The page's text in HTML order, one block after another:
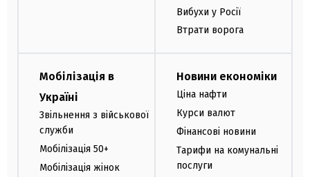
Вибухи у Росії
Втрати ворога
Мобілізація в
Україні
Звільнення з військової
служби
Мобілізація 50+
Мобілізація жінок
Новини економіки
Ціна нафти
Курси валют
Фінансові новини
Тарифи на комунальні
послуги